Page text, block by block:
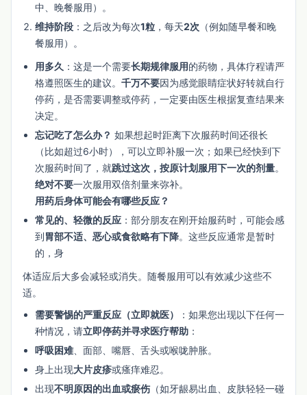
中、晚餐服用）。
维持阶段 ：之后改为每次1粒 ，每天2次 （例如随早餐和晚
餐服用）。
用多久 ：这是一个需要长期规律服用的药物，具体疗程请严
格遵照医生的建议。 千万不要因为感觉眼睛症状好转就自行
停药，是否需要调整或停药，一定要由医生根据复查结果来
决定。
忘记吃了怎么办？ 如果想起时距离下次服药时间还很长
（比如超过6小时），可以立即补服一次；如果已经快到下
次服药时间了，就跳过这次，按原计划服用下一次的剂量。
绝对不要一次服用双倍剂量来弥补。
用药后身体可能会有哪些反应？
常见的、轻微的反应 ：部分朋友在刚开始服药时，可能会感
到胃部不适、恶心或食欲略有下降。这些反应通常是暂时
的，身
体适应后大多会减轻或消失。随餐服用可以有效减少这些不
适。
需要警惕的严重反应（立即就医）
：如果您出现以下任何一
种情况，请立即停药并寻求医疗帮助 ：
呼吸困难、面部、嘴唇、舌头或喉咙肿胀。
身上出现大片皮疹或瘙痒难忍。
出现不明原因的出血或瘀伤 （如牙龈易出血、皮肤轻轻一碰